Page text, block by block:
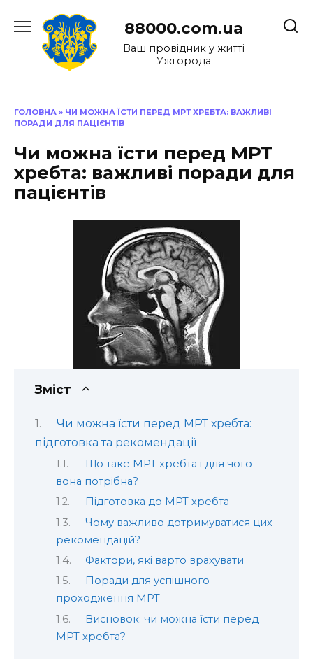
до
88000.com.ua
Ваш провідник у житті
Ужгорода
ГОЛОВНА » ЧИ МОЖНА ЇСТИ ПЕРЕД МРТ ХРЕБТА: ВАЖЛИВІ
ПОРАДИ ДЛЯ ПАЦІЄНТІВ
Чи можна їсти перед МРТ
хребта: важливі поради для
пацієнтів
Зміст
Чи можна їсти перед МРТ хребта:
підготовка та рекомендації
Що таке МРТ хребта і для чого
вона потрібна?
Підготовка до МРТ хребта
Чому важливо дотримуватися цих
рекомендацій?
Фактори, які варто врахувати
Поради для успішного
проходження МРТ
Висновок: чи можна їсти перед
МРТ хребта?